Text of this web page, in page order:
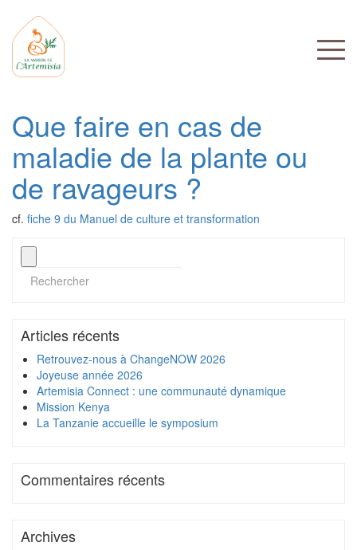
Que faire en cas de
maladie de la plante ou
de ravageurs ?
cf. fiche 9 du Manuel de culture et transformation
Articles récents
Retrouvez-nous à ChangeNOW 2026
Joyeuse année 2026
Artemisia Connect : une communauté dynamique
Mission Kenya
La Tanzanie accueille le symposium
Commentaires récents
Archives